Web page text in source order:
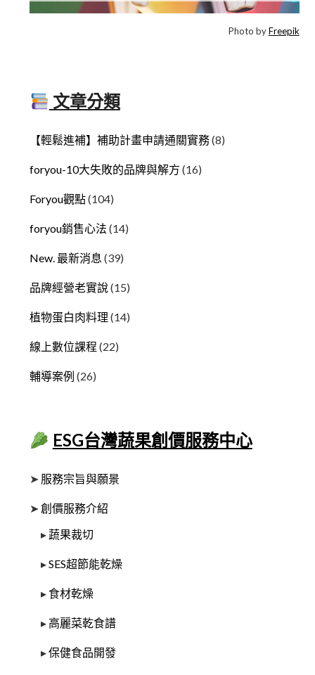
Photo byFreepik
文章分類
【輕鬆進補】補助計畫申請通關實務(8)
foryou-10大失敗的品牌與解方 (16)
Foryou觀點(104)
foryou銷售心法 (14)
New. 最新消息 (39)
品牌經營老實說(15)
植物蛋白肉料理 (14)
線上數位課程 (22)
輔導案例 (26)
ESG台灣蔬果創價服務中心
➤ 服務宗旨與願景
➤創價服務介紹
▸ 蔬果裁切
▸SES超節能乾燥
▸ 食材乾燥
▸ 高麗菜乾食譜
▸保健食品開發